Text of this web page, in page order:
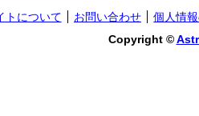
トについて お問い合わせ
個人情
Copyright ©